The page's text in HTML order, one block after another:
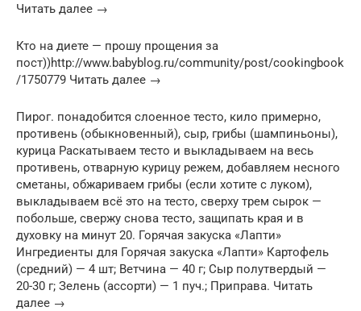
Читать далее →
Кто на диете — прошу прощения за
пост))http://www.babyblog.ru/community/post/cookingbook
/1750779 Читать далее →
Пирог. понадобится слоенное тесто, кило примерно,
противень (обыкновенный), сыр, грибы (шампиньоны),
курица Раскатываем тесто и выкладываем на весь
противень, отварную курицу режем, добавляем несного
сметаны, обжариваем грибы (если хотите с луком),
выкладываем всё это на тесто, сверху трем сырок —
побольше, свержу снова тесто, защипать края и в
духовку на минут 20. Горячая закуска «Лапти»
Ингредиенты для Горячая закуска «Лапти» Картофель
(средний) — 4 шт; Ветчина — 40 г; Сыр полутвердый —
20-30 г; Зелень (ассорти) — 1 пуч.; Приправа. Читать
далее →